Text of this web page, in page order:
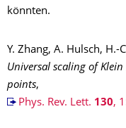
könnten.
Y. Zhang, A. Hulsch, H.-
Universal scaling of
points,
Phys. Rev. Lett. 130,